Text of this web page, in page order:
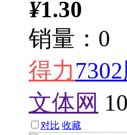
¥1.30
销量：0
得力
文体网
对比 收藏